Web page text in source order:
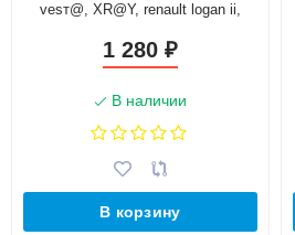
vesт@, XR@Y, renault logan ii,
нижняя задняя с подушкой и
1 280 ₽
В наличии
В корзину